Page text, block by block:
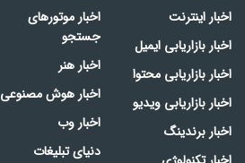
اخبار اینترنت
اخبار بازاریابی ایمیل
اخبار بازاریابی محتوا
اخبار بازاریابی ویدیو
اخبار برندینگ
اخبار موتورهای
جستجو
اخبار هنر
اخبار هوش مصنوعی
اخبار وب
دنیای تبلیغات